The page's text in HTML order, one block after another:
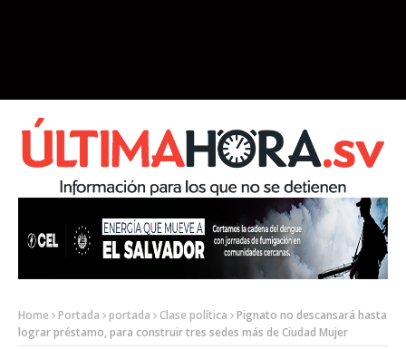
Home Portada portada Clase política
Pignato no descansará hasta
lograr préstamo, para construir tres sedes más de Ciudad Mujer